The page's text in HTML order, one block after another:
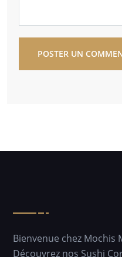
POSTER UN
Bienvenue chez Mochis
Découvrez nos Sushi